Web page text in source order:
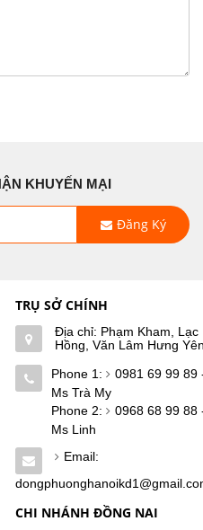
KHUYẾN MẠI
Đăng Ký
TRỤ SỞ CHÍNH
Địa chỉ: Phạm Kham, Lạc
Hồng, Văn Lâm Hưng
Phone 1:
0981 69 99 89
Ms Trà My
Phone 2:
0968 68 99 88
Ms Linh
Email:
CHI NHÁNH ĐỒNG NAI